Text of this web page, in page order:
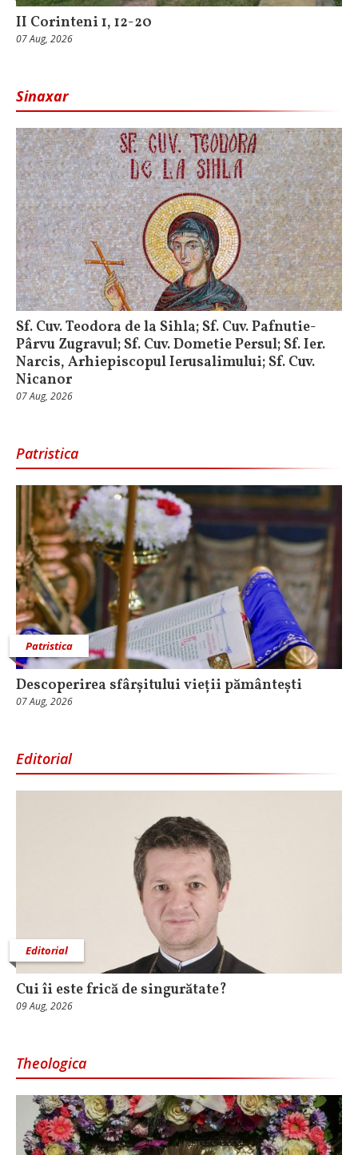
II Corinteni 1, 12-20
07 Aug, 2026
Sinaxar
Sf. Cuv. Teodora de la Sihla; Sf. Cuv. Pafnutie-
Pârvu Zugravul; Sf. Cuv. Dometie Persul; Sf. Ier.
Narcis, Arhiepiscopul Ierusalimului; Sf. Cuv.
Nicanor
07 Aug, 2026
Patristica
Patristica
Descoperirea sfârșitului vieții pământești
07 Aug, 2026
Editorial
Editorial
Cui îi este frică de singurătate?
09 Aug, 2026
Theologica